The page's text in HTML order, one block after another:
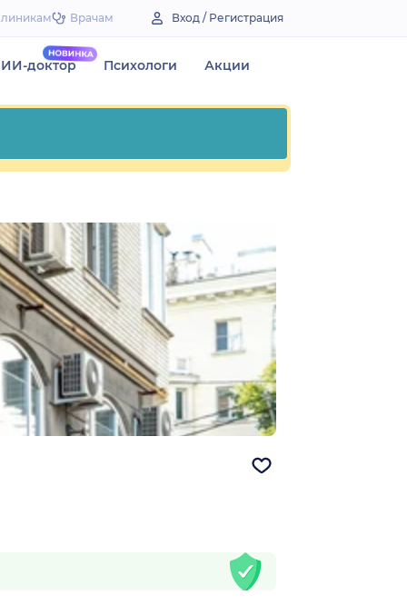
Врачам Вход / Регистрация
ИИ-доктор Психологи Акции